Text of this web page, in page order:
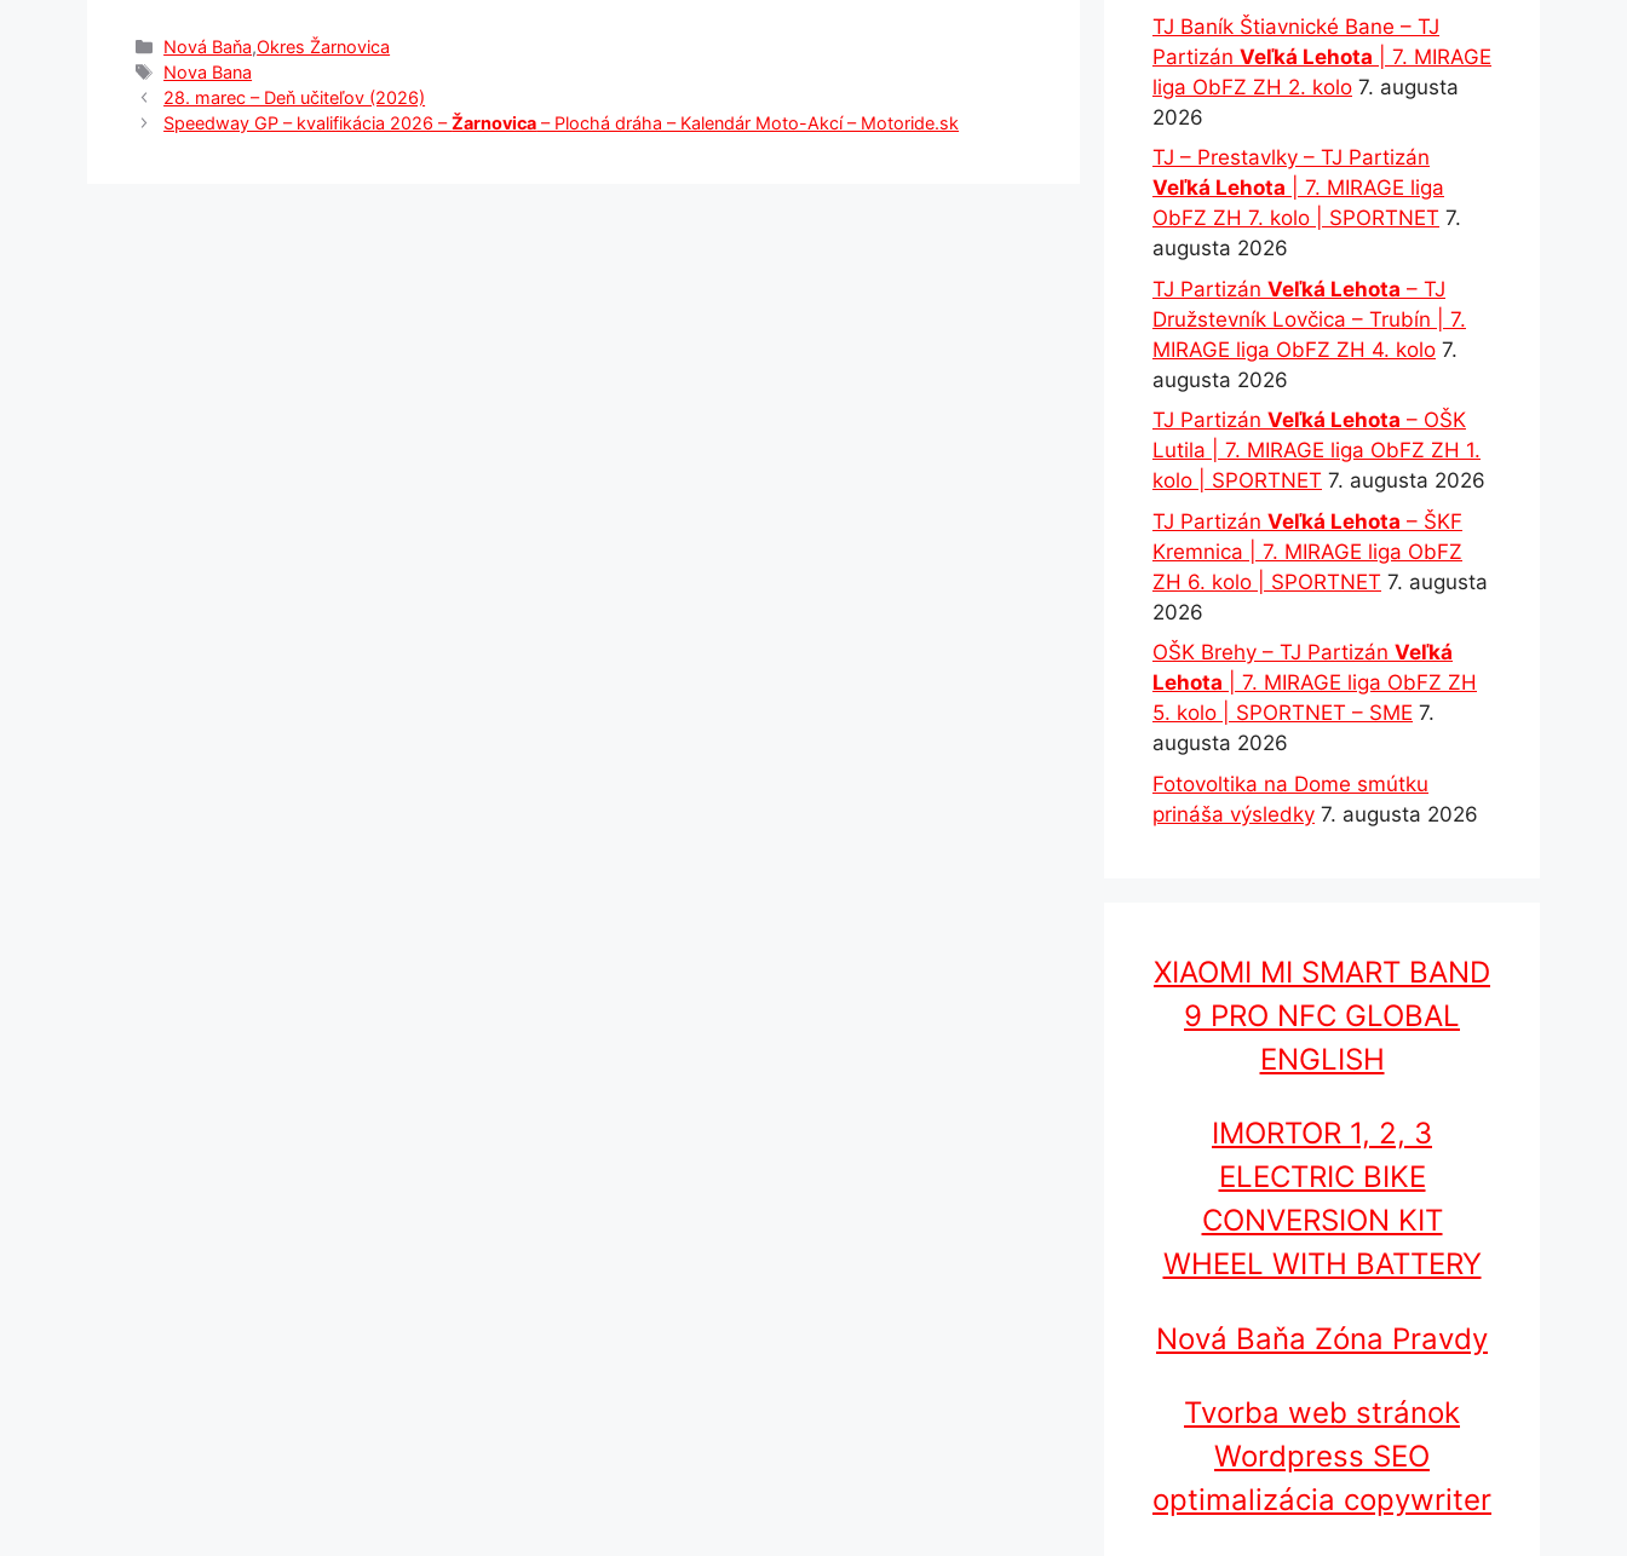
Kategórie
Nová Baňa,Okres Žarnovica
Značky
Nova Bana
28. marec – Deň učiteľov (2026)
Speedway GP – kvalifikácia 2026 –Žarnovica – Plochá dráha – Kalendár Moto-Akcí – Motoride.sk
TJ Baník Štiavnické Bane – TJ
Partizán Veľká Lehota | 7. MIRAGE
liga ObFZ ZH 2. kolo 7. augusta
2026
TJ – Prestavlky – TJ Partizán
Veľká Lehota | 7. MIRAGE liga
ObFZ ZH 7. kolo | SPORTNET 7.
augusta 2026
TJ Partizán Veľká Lehota – TJ
Družstevník Lovčica – Trubín | 7.
MIRAGE liga ObFZ ZH 4. kolo 7.
augusta 2026
TJ Partizán Veľká Lehota – OŠK
Lutila | 7. MIRAGE liga ObFZ ZH 1.
kolo | SPORTNET 7. augusta 2026
TJ Partizán Veľká Lehota – ŠKF
Kremnica | 7. MIRAGE liga ObFZ
ZH 6. kolo | SPORTNET 7. augusta
2026
OŠK Brehy – TJ Partizán Veľká
Lehota | 7. MIRAGE liga ObFZ ZH
5. kolo | SPORTNET – SME 7.
augusta 2026
Fotovoltika na Dome smútku
prináša výsledky 7. augusta 2026
XIAOMI MI SMART BAND
9 PRO NFC GLOBAL
ENGLISH
IMORTOR 1, 2, 3
ELECTRIC BIKE
CONVERSION KIT
WHEEL WITH BATTERY
Nová Baňa Zóna Pravdy
Tvorba web stránok
Wordpress SEO
optimalizácia copywriter